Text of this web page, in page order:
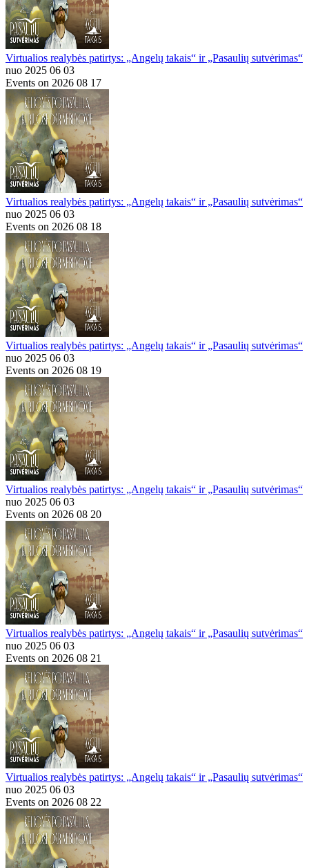
Virtualios realybės patirtys: „Angelų takais“ ir „Pasaulių sutvėrimas“
nuo 2025 06 03
Events on 2026 08 17
Virtualios realybės patirtys: „Angelų takais“ ir „Pasaulių sutvėrimas“
nuo 2025 06 03
Events on 2026 08 18
Virtualios realybės patirtys: „Angelų takais“ ir „Pasaulių sutvėrimas“
nuo 2025 06 03
Events on 2026 08 19
Virtualios realybės patirtys: „Angelų takais“ ir „Pasaulių sutvėrimas“
nuo 2025 06 03
Events on 2026 08 20
Virtualios realybės patirtys: „Angelų takais“ ir „Pasaulių sutvėrimas“
nuo 2025 06 03
Events on 2026 08 21
Virtualios realybės patirtys: „Angelų takais“ ir „Pasaulių sutvėrimas“
nuo 2025 06 03
Events on 2026 08 22